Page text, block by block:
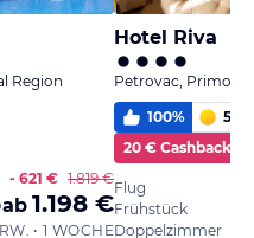
Region
- 621 € 1.819 €
ab 1.198 €
• 1 WOCHE
Hotel Riva
Petrovac,
100% 5,9
20 € Cashback
Flug
Frühstück
Doppelzimmer